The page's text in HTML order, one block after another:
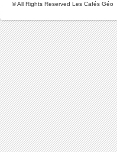
© All Rights Reserved Les Cafés Géo